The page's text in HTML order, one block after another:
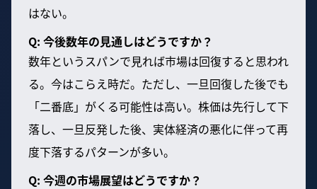
はない。
Q: 今後数年の見通しはどうですか？
数年というスパンで見れば市場は回復すると思われ
る。今はこらえ時だ。ただし、一旦回復した後でも
「二番底」がくる可能性は高い。株価は先行して下
落し、一旦反発した後、実体経済の悪化に伴って再
度下落するパターンが多い。
Q: 今週の市場展望はどうですか？